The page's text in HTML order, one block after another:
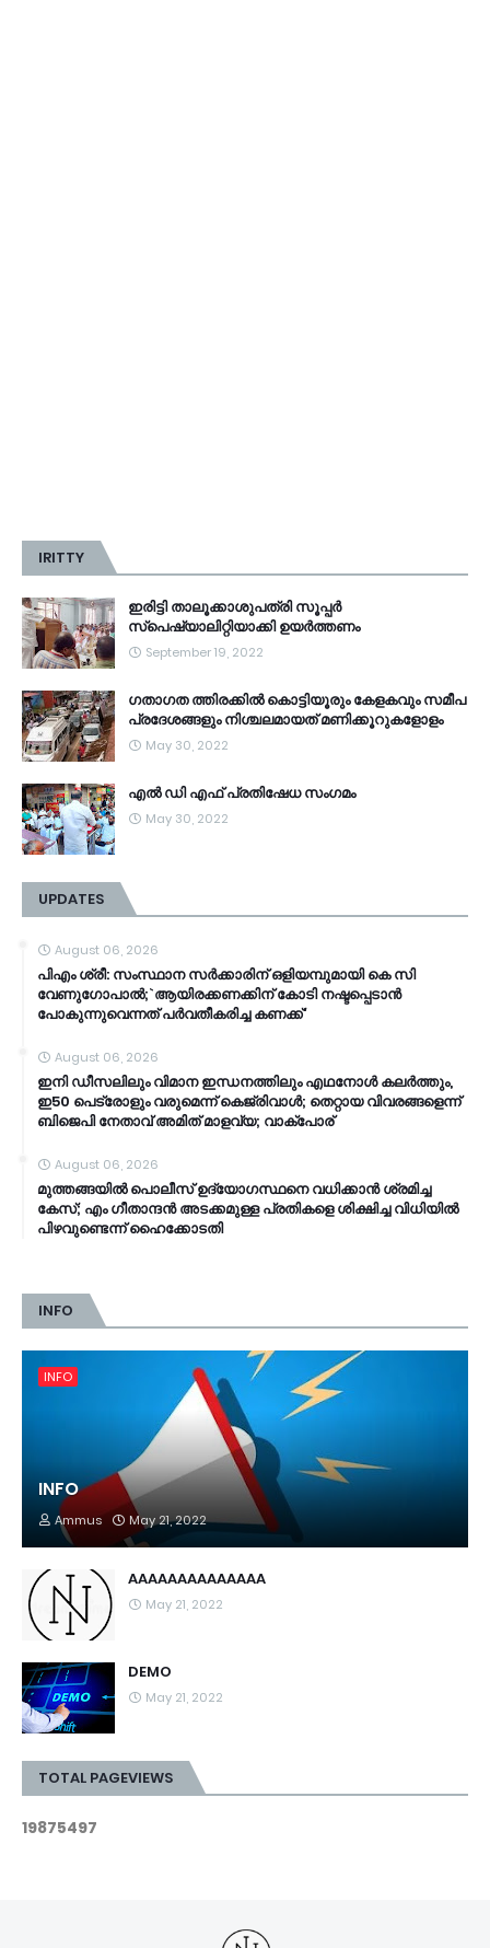
IRITTY
ഇരിട്ടി താലൂക്കാശുപത്രി സൂപ്പർ
സ്‌പെഷ്യാലിറ്റിയാക്കി ഉയർത്തണം
September 19, 2022
ഗതാഗത ത്തിരക്കിൽ കൊട്ടിയൂരും കേളകവും സമീപ
പ്രദേശങ്ങളും നിശ്ചലമായത് മണിക്കൂറുകളോളം
May 30, 2022
എൽ ഡി എഫ് പ്രതിഷേധ സംഗമം
May 30, 2022
UPDATES
August 06, 2026
പിഎം ശ്രീ: സംസ്ഥാന സര്‍ക്കാരിന് ഒളിയമ്പുമായി കെ സി
വേണുഗോപാല്‍;`ആയിരക്കണക്കിന് കോടി നഷ്ടപ്പെടാൻ
പോകുന്നുവെന്നത് പര്‍വതീകരിച്ച കണക്ക്'
August 06, 2026
ഇനി ഡീസലിലും വിമാന ഇന്ധനത്തിലും എഥനോൾ കലർത്തും,
ഇ50 പെട്രോളും വരുമെന്ന് കെജ്രിവാൾ; തെറ്റായ വിവരങ്ങളെന്ന്
ബിജെപി നേതാവ് അമിത് മാളവ്യ; വാക്പോര്
August 06, 2026
മുത്തങ്ങയിൽ പൊലീസ് ഉദ്യോഗസ്ഥനെ വധിക്കാൻ ശ്രമിച്ച
കേസ്; ​എം ഗീതാന്ദൻ അടക്കമുള്ള പ്രതികളെ ശിക്ഷിച്ച വിധിയിൽ
പിഴവുണ്ടെന്ന് ഹൈക്കോടതി
INFO
INFO
INFO
Ammus May 21, 2022
AAAAAAAAAAAAAA
May 21, 2022
DEMO
May 21, 2022
TOTAL PAGEVIEWS
19875497